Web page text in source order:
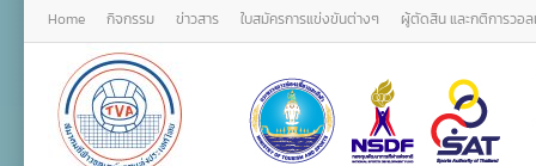
Home กิจกรรม ข่าวสาร ใบสมัครการแข่งขันต่างๆ ผู้ตัดสิน และกติการวอ